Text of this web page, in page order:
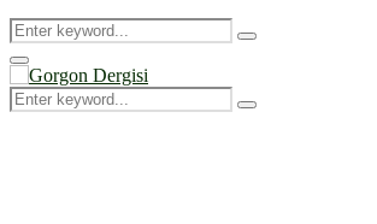
Search
for:
Search
Primary
Menu
Search
for:
Search